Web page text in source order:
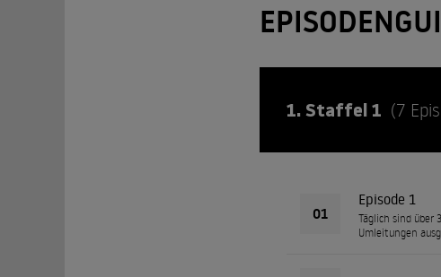
1. Staffel 1 (7
01
Episode 1
Täglich sind über
Umleitungen